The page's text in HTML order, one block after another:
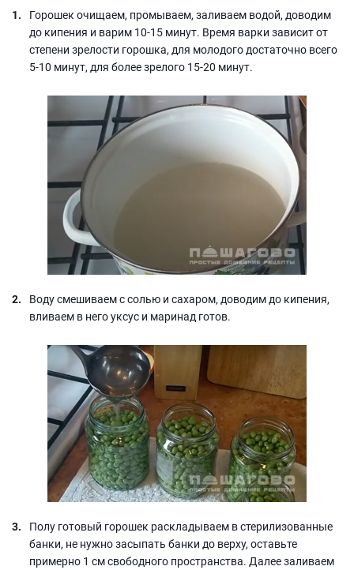
Горошек очищаем, промываем, заливаем водой, доводим
до кипения и варим 10-15 минут. Время варки зависит от
степени зрелости горошка, для молодого достаточно всего
5-10 минут, для более зрелого 15-20 минут.
Воду смешиваем с солью и сахаром, доводим до кипения,
вливаем в него уксус и маринад готов.
Полу готовый горошек раскладываем в стерилизованные
банки, не нужно засыпать банки до верху, оставьте
примерно 1 см свободного пространства. Далее заливаем